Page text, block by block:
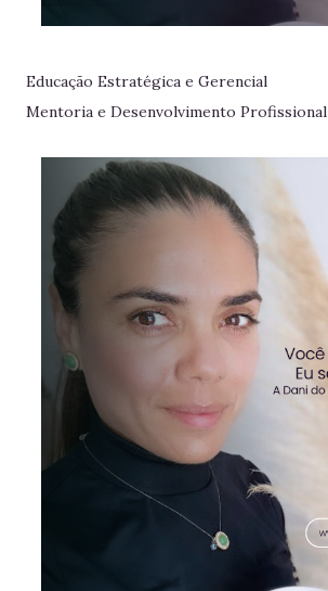
Educação Estratégica e Gerencial
Mentoria e Desenvolvimento Profissional